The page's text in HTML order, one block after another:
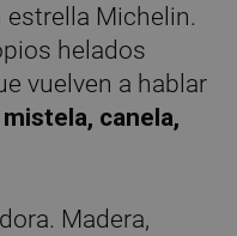
Michelin.
helados
vuelven a hablar
canela,
Madera,